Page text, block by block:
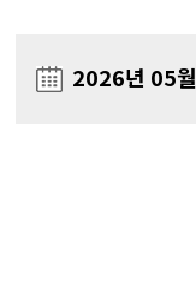
2026년 05월